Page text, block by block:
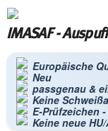
IMASAF - Auspuff
Europäische
Neu
passgenau &
Keine
E-Prüfzeichen
Keine neue